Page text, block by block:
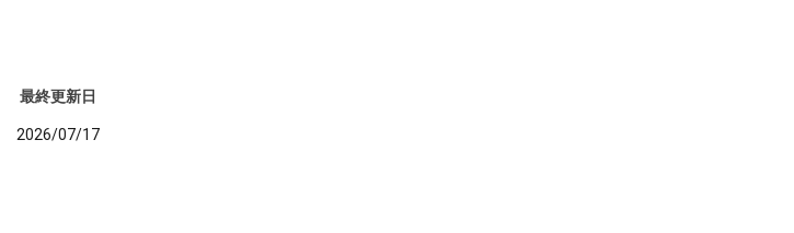
最終更新日
2026/07/17